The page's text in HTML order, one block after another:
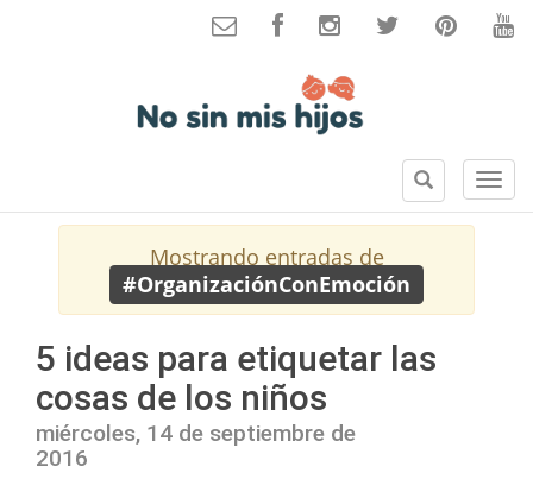
S
e
B
u
s
r
Mostrando entradas de
#OrganizaciónConEmoción
5 ideas para etiquetar las
cosas de los niños
miércoles, 14 de septiembre de
2016